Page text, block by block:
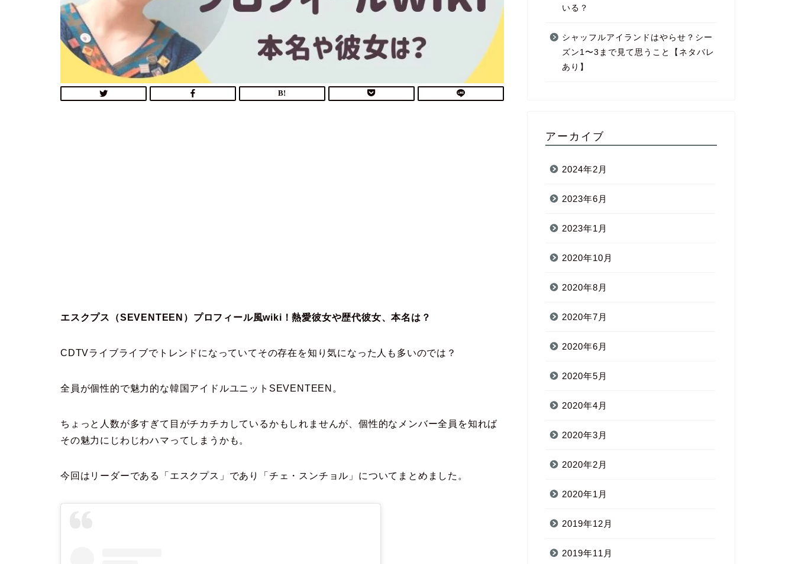
エスクプス（SEVENTEEN）プロフィール風wiki！熱愛彼女や歴代彼女、本名は？
CDTVライブライブでトレンドになっていてその存在を知り気になった人も多いのでは？
全員が個性的で魅力的な韓国アイドルユニットSEVENTEEN。
ちょっと人数が多すぎて目がチカチカしているかもしれませんが、個性的なメンバー全員を知れば
その魅力にじわじわハマってしまうかも。
今回はリーダーである「エスクプス」であり「チェ・スンチョル」についてまとめました。
いる？
シャッフルアイランドはやらせ？シー
ズン1〜3まで見て思うこと【ネタバレ
あり】
アーカイブ
2024年2月
2023年6月
2023年1月
2020年10月
2020年8月
2020年7月
2020年6月
2020年5月
2020年4月
2020年3月
2020年2月
2020年1月
2019年12月
2019年11月